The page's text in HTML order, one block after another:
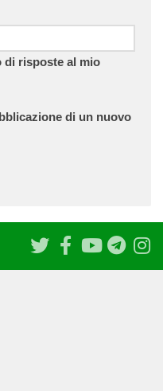
di risposte al mio
di un nuovo